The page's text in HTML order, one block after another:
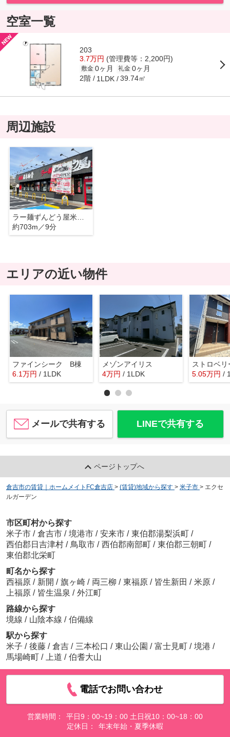
空室一覧
203
3.7万円 (管理費等：2,200円)
敷金 0ヶ月 礼金 0ヶ月
2階 1LDK 39.74㎡
周辺施設
ラー麺ずんどう屋米子皆生店
約703m／9分
エリアの近い物件
ファインシーク B棟
6.1万円 / 1LDK
メゾンアイリス
4万円 / 1LDK 5.05万円 /
メールで共有する LINEで共有する
ページトップへ
倉吉市の賃貸｜ホームメイトFC倉吉店 > (賃貸)地域から探す > 米子市 > エクセ
ルガーデン
市区町村から探す
米子市 / 倉吉市 / 境港市 / 安来市 / 東伯郡湯梨浜町 /
西伯郡日吉津村 / 鳥取市 / 西伯郡南部町 / 東伯郡三朝町 /
東伯郡北栄町
町名から探す
西福原 / 新開 / 旗ヶ崎 / 両三柳 / 東福原 / 皆生新田 / 米原 /
上福原 / 皆生温泉 / 外江町
路線から探す
境線 / 山陰本線 / 伯備線
駅から探す
米子 / 後藤 / 倉吉 / 三本松口 / 東山公園 / 富士見町 / 境港 /
馬場崎町 / 上道 / 伯耆大山
電話でお問い合わせ
営業時間：
平日9：00~19：00 土日祝10：00~18：00
定休日：
年末年始・夏季休暇